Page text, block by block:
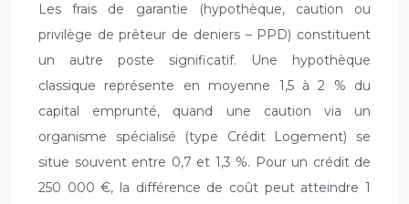
Les frais de garantie (hypothèque, caution ou
privilège de prêteur de deniers – PPD) constituent
un autre poste significatif. Une hypothèque
classique représente en moyenne 1,5 à 2 % du
capital emprunté, quand une caution via un
organisme spécialisé (type Crédit Logement) se
situe souvent entre 0,7 et 1,3 %. Pour un crédit de
250 000 €, la différence de coût peut atteindre 1